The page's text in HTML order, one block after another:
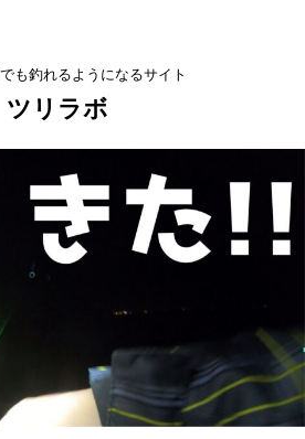
も釣れるようになるサイト
ツリラボ